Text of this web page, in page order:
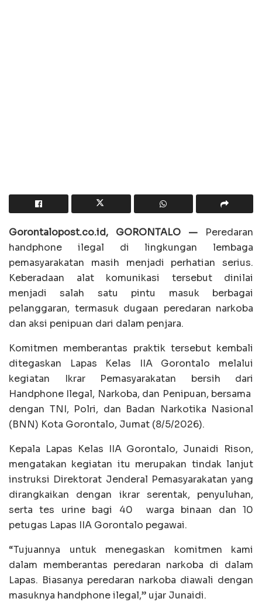
Gorontalopost.co.id, GORONTALO — Peredaran
handphone ilegal di lingkungan lembaga
pemasyarakatan masih menjadi perhatian serius.
Keberadaan alat komunikasi tersebut dinilai
menjadi salah satu pintu masuk berbagai
pelanggaran, termasuk dugaan peredaran narkoba
dan aksi penipuan dari dalam penjara.
Komitmen memberantas praktik tersebut kembali
ditegaskan Lapas Kelas IIA Gorontalo melalui
kegiatan Ikrar Pemasyarakatan bersih dari
Handphone Ilegal, Narkoba, dan Penipuan, bersama
dengan TNI, Polri, dan Badan Narkotika Nasional
(BNN) Kota Gorontalo, Jumat (8/5/2026).
‎Kepala Lapas Kelas IIA Gorontalo, Junaidi Rison,
mengatakan kegiatan itu merupakan tindak lanjut
instruksi Direktorat Jenderal Pemasyarakatan yang
dirangkaikan dengan ikrar serentak, penyuluhan,
serta tes urine bagi 40 warga binaan dan 10
petugas Lapas IIA Gorontalo pegawai.
‎“Tujuannya untuk menegaskan komitmen kami
dalam memberantas peredaran narkoba di dalam
Lapas. Biasanya peredaran narkoba diawali dengan
masuknya handphone ilegal,” ujar Junaidi.